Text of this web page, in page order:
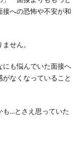
への恐怖や不安が和
せん。
にも悩んでいた面接へ
なくなっていること
も…とさえ思っていた